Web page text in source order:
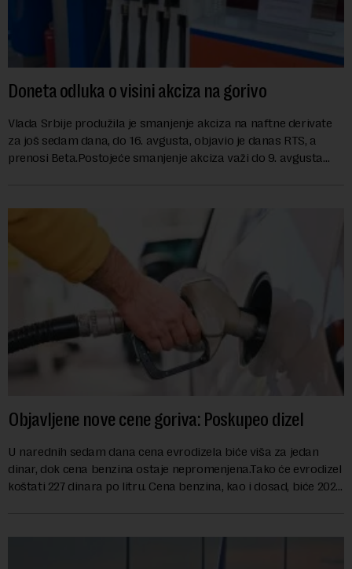
Doneta odluka o visini akciza na gorivo
Vlada Srbije produžila je smanjenje akciza na naftne derivate
za još sedam dana, do 16. avgusta, objavio je danas RTS, a
prenosi Beta.Postojeće smanjenje akciza važi do 9. avgusta
Objavljene nove cene goriva: Poskupeo dizel
U narednih sedam dana cena evrodizela biće viša za jedan
dinar, dok cena benzina ostaje nepromenjena.Tako će evrodizel
koštati 227 dinara po litru. Cena benzina, kao i dosad, biće 202